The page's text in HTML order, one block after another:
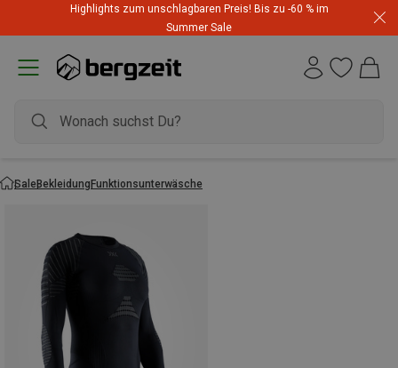
Highlights zum unschlagbaren Preis! Bis zu -60 % im
Summer Sale
SaleBekleidungFunktionsunterwäsche